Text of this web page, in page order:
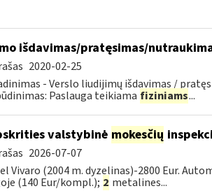
išdavimas/pratęsimas/
2020-02-25
- Verslo liudijimų išdavimas /
Paslauga teikiama fiziniams...
valstybinė mokesčių
2026-07-07
Vivaro (2004 m. dyzelinas)-2800 Eur.
(140 Eur/kompl.); 2 metalines...